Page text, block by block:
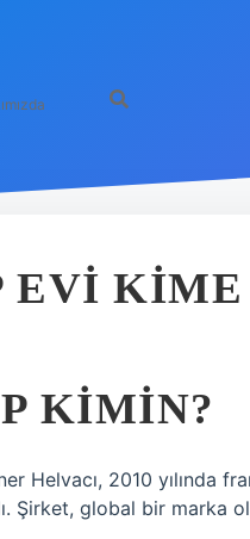
EVI
KIMIN?
Helvacı, 2010 yılında
Şirket, global bir marka